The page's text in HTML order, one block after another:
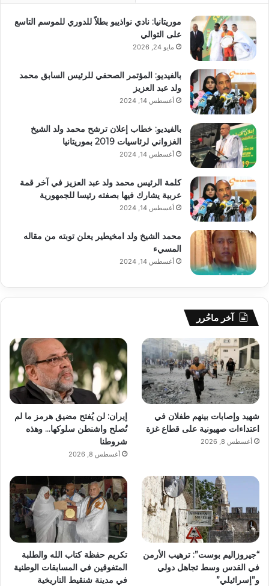
موريتانيا: نادي نواذيبو بطلاً للدوري للموسم التاسع
على التوالي
مايو 24, 2026
بالفيديو: المؤتمر الصحفي للرئيس السابق محمد
ولد عبد العزيز
أغسطس 14, 2024
بالفيديو: خطاب إعلان ترشح محمد ولد الشيخ
الغزواني لرئاسيات 2019 بموريتانيا
أغسطس 14, 2024
كلمة الرئيس محمد ولد عبد العزيز في آخر قمة
عربية يشارك فيها بصفته رئيسا للجمهورية
أغسطس 14, 2024
محمد الشيخ ولد امخيطير يعلن توبته من مقاله
المسيء
أغسطس 14, 2024
آخر ماحُرر
شهيد وإصابات بينهم طفلان في
اعتداءات صهيونية على قطاع غزة
أغسطس 8, 2026
إيران: لن يُفتح مضيق هرمز ما لم
تُصلح واشنطن سلوكها… وهذه
شروطنا
أغسطس 8, 2026
“جيروزاليم بوست”: ترهيب الأرمن
في القدس وسط تجاهل دولي
و”إسرائيلي”
تكريم حفظة كتاب الله والطلبة
المتفوقين في المسابقات الوطنية
في مدينة شنقيط التاريخية